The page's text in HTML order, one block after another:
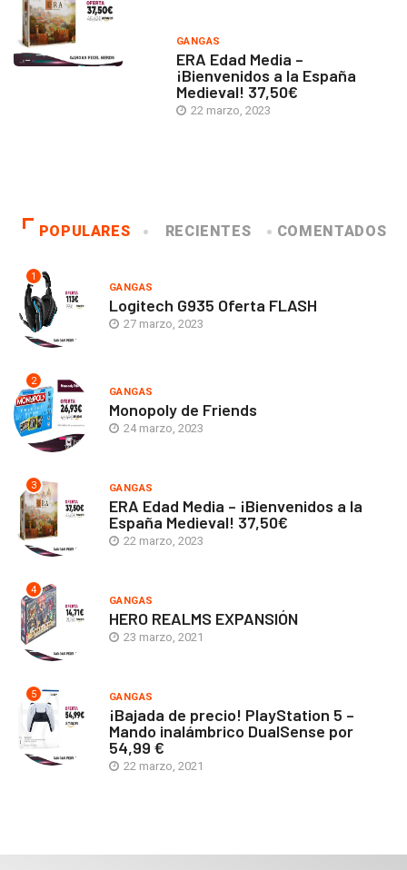
GANGAS
ERA Edad Media –
¡Bienvenidos a la España
Medieval! 37,50€
22 marzo, 2023
POPULARES RECIENTES COMENTADOS
1
GANGAS
Logitech G935 Oferta FLASH
27 marzo, 2023
2
GANGAS
Monopoly de Friends
24 marzo, 2023
3 GANGAS
ERA Edad Media – ¡Bienvenidos a la
España Medieval! 37,50€
22 marzo, 2023
4
GANGAS
HERO REALMS EXPANSIÓN
23 marzo, 2021
5 GANGAS
¡Bajada de precio! PlayStation 5 –
Mando inalámbrico DualSense por
54,99 €
22 marzo, 2021